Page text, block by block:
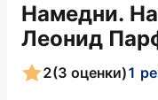
Намедни.
Леонид
2(3 оценки)1